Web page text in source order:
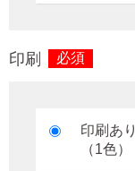
印刷 必須
印刷あり
（1色）